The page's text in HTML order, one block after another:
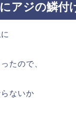
アジの鱗付
たので、
ないか